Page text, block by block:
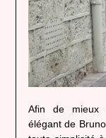
Afin de mieux
élégant de